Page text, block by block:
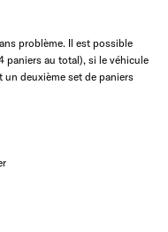
problème. Il est possible
paniers au total), si le véhicule
deuxième set de paniers